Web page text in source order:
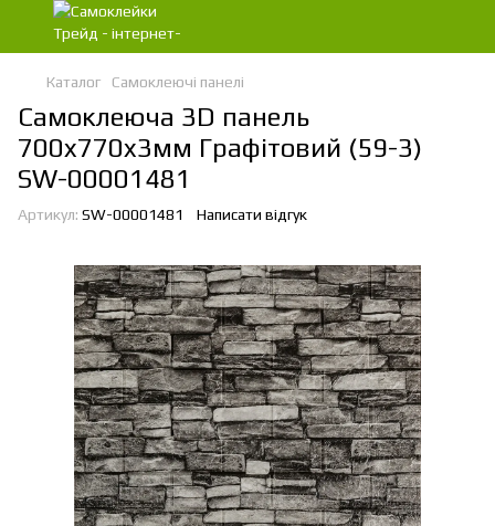
Каталог Самоклеючі панелі
Самоклеюча 3D панель
700x770x3мм Графітовий (59-3)
SW-00001481
Артикул: SW-00001481 Написати відгук